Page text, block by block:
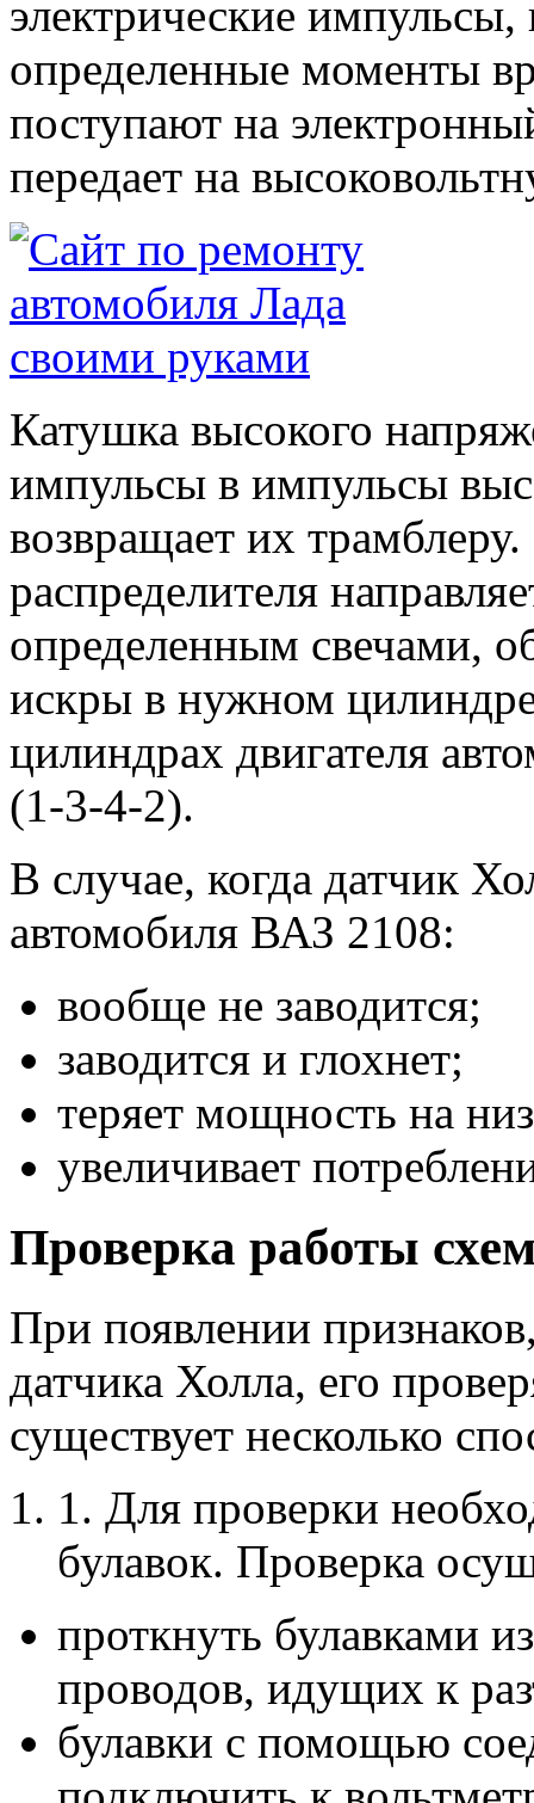
электрические
определенные моменты
поступают на
передает на
Катушка высокого
импульсы в импульсы
возвращает их
распределителя
определенным свечами,
искры в нужном
цилиндрах двигателя
(1-3-4-2).
В случае, когда датчик
автомобиля ВАЗ 2108:
вообще не заводится;
заводится и глохнет;
теряет мощность на
увеличивает
Проверка работы
При появлении
датчика Холла, его
существует несколько
1. Для проверки
булавок. Проверка
проткнуть булавками
проводов, идущих к
булавки с помощью